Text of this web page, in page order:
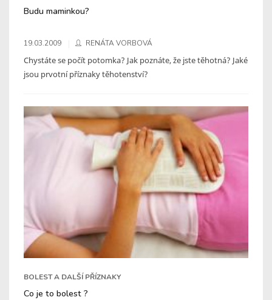
Budu maminkou?
19.03.2009 RENÁTA VORBOVÁ
Chystáte se počít potomka? Jak poznáte, že jste těhotná? Jaké
jsou prvotní příznaky těhotenství?
BOLEST A DALŠÍ PŘÍZNAKY
Co je to bolest ?